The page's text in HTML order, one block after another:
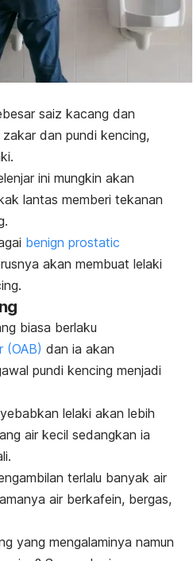
saiz kacang dan
dan pundi kencing,
ini mungkin akan
lantas memberi tekanan
benign prostatic
akan membuat lelaki
biasa berlaku
(OAB) dan ia akan
pundi kencing menjadi
lelaki akan lebih
air kecil sedangkan ia
terlalu banyak air
air berkafein, bergas,
yang mengalaminya namun